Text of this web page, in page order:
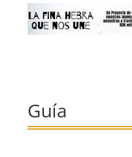
Guía